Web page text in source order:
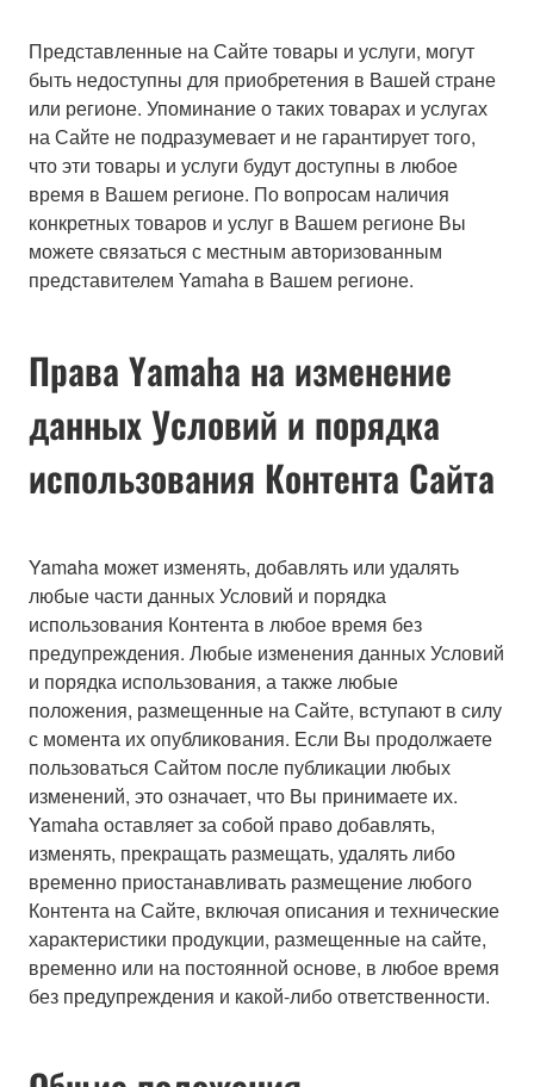
Представленные на Сайте товары и услуги, могут
быть недоступны для приобретения в Вашей стране
или регионе. Упоминание о таких товарах и услугах
на Сайте не подразумевает и не гарантирует того,
что эти товары и услуги будут доступны в любое
время в Вашем регионе. По вопросам наличия
конкретных товаров и услуг в Вашем регионе Вы
можете связаться с местным авторизованным
представителем Yamaha в Вашем регионе.
Права Yamaha на изменение
данных Условий и порядка
использования Контента Сайта
Yamaha может изменять, добавлять или удалять
любые части данных Условий и порядка
использования Контента в любое время без
предупреждения. Любые изменения данных Условий
и порядка использования, а также любые
положения, размещенные на Сайте, вступают в силу
с момента их опубликования. Если Вы продолжаете
пользоваться Сайтом после публикации любых
изменений, это означает, что Вы принимаете их.
Yamaha оставляет за собой право добавлять,
изменять, прекращать размещать, удалять либо
временно приостанавливать размещение любого
Контента на Сайте, включая описания и технические
характеристики продукции, размещенные на сайте,
временно или на постоянной основе, в любое время
без предупреждения и какой-либо ответственности.